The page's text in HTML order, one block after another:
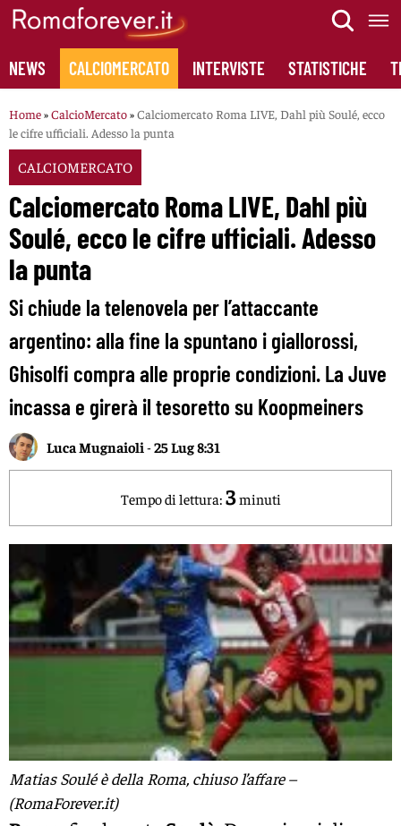
Skip
content
NEWS CALCIOMERCATO INTERVISTE STATISTICHE
Home»CalcioMercato»Calciomercato Roma LIVE, Dahl più Soulé, ecco
le cifre ufficiali. Adesso la punta
CALCIOMERCATO
Calciomercato Roma LIVE, Dahl più
Soulé, ecco le cifre ufficiali. Adesso
la punta
Si chiude la telenovela per l’attaccante
argentino: alla fine la spuntano i giallorossi,
Ghisolfi compra alle proprie condizioni. La Juve
incassa e girerà il tesoretto su Koopmeiners
Luca Mugnaioli -25 Lug 8:31
Tempo di lettura: 3minuti
Matias Soulé è della Roma, chiuso l’affare –
(RomaForever.it)